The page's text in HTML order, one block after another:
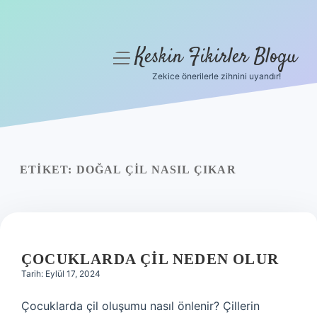
Yasal Uyarı
menüyüKeskin Fikirler Blogu
Zekice önerilerle zihnini uyandır!
ETIKET: DOĞAL ÇIL NASIL ÇIKAR
ÇOCUKLARDA ÇIL NEDEN OLUR
Tarih: Eylül 17, 2024
Çocuklarda çil oluşumu nasıl önlenir? Çillerin